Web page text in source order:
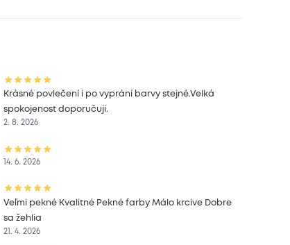
Krásné povlečení i po vyprání barvy stejné.Velká
spokojenost doporučuji.
2. 8. 2026
14. 6. 2026
Veľmi pekné Kvalitné Pekné farby Málo krcive Dobre
sa žehlia
21. 4. 2026